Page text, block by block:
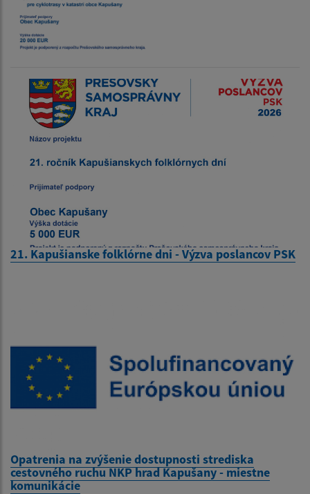
21. Kapušianske folklórne dni - Výzva poslancov PSK
Opatrenia na zvýšenie dostupnosti strediska
cestovného ruchu NKP hrad Kapušany - miestne
komunikácie